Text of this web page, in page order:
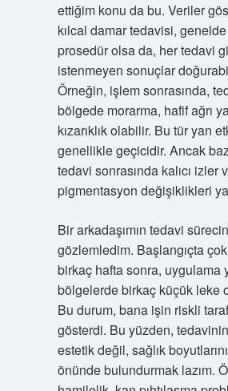
ettiğim konu da bu. Veriler
kılcal damar tedavisi,
prosedür olsa da, her tedavi
istenmeyen sonuçlar
Örneğin, işlem sonrasında,
bölgede morarma, hafif ağrı
kızarıklık olabilir. Bu tür yan
genellikle geçicidir. Ancak
tedavi sonrasında kalıcı izler
pigmentasyon değişiklikleri
Bir arkadaşımın tedavi
gözlemledim. Başlangıçta
birkaç hafta sonra, uygulama
bölgelerde birkaç küçük leke
Bu durum, bana işin riskli
gösterdi. Bu yüzden,
estetik değil, sağlık
önünde bulundurmak lazım.